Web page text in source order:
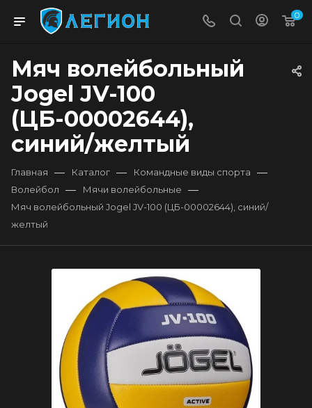
0
Мяч волейбольный
Jogel JV-100
(ЦБ-00002644),
синий/желтый
Главная — Каталог — Командные виды спорта —
Волейбол — Мячи волейбольные —
Мяч волейбольный Jogel JV-100 (ЦБ-00002644), синий/
желтый